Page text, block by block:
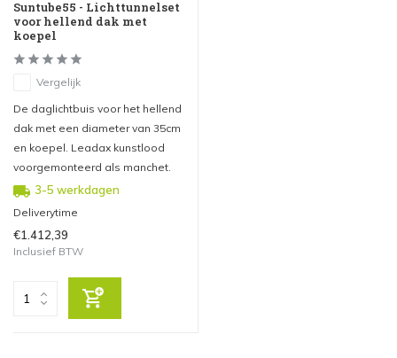
Suntube55 - Lichttunnelset
voor hellend dak met
koepel
Vergelijk
De daglichtbuis voor het hellend
dak met een diameter van 35cm
en koepel. Leadax kunstlood
voorgemonteerd als manchet.
3-5 werkdagen
Deliverytime
€1.412,39
Inclusief BTW